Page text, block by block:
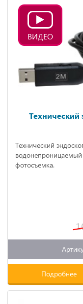
ВИДЕО
Технический
Технический
фотосъемка.
Подробнее